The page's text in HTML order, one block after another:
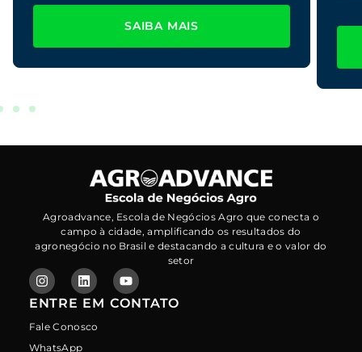
SAIBA MAIS
Agroadvance, Escola de Negócios Agro que conecta o
campo à cidade, amplificando os resultados do
agronegócio no Brasil e destacando a cultura e o valor do
setor
ENTRE EM CONTATO
Fale Conosco
WhatsApp